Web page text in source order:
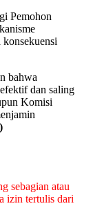
Pemohon
bahwa
dan saling
Komisi
sebagian atau
izin tertulis dari